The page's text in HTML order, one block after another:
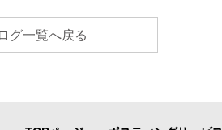
グ一覧へ戻る